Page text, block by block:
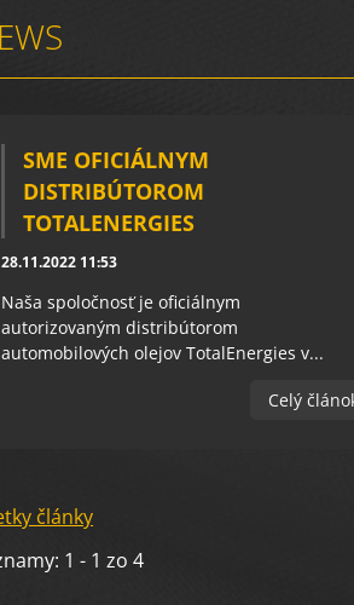
SME OFICIÁLNYM
DISTRIBÚTOROM
TOTALENERGIES
28.11.2022 11:53
Naša spoločnosť je oficiálnym
autorizovaným distribútorom
automobilových olejov TotalEnergies v...
Celý
články
1 - 1 zo 4